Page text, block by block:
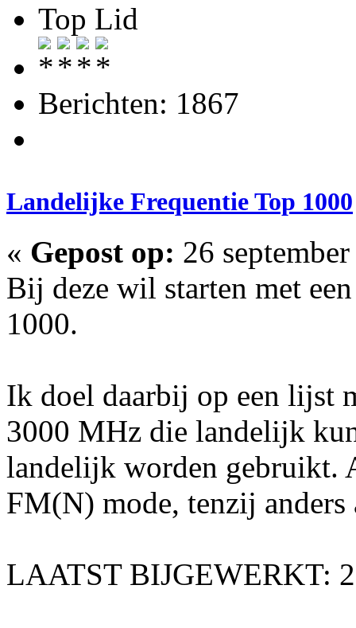
Top Lid
Berichten: 1867
Landelijke Frequentie Top 1000
« Gepost op: 26
Bij deze wil starten met
1000.
Ik doel daarbij op een lijst
3000 MHz die landelijk
landelijk worden gebruikt.
FM(N) mode, tenzij anders
LAATST BIJGEWERKT: